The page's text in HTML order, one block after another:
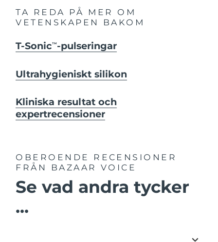
TA REDA PÅ MER OM
VETENSKAPEN BAKOM
T-SonicTM -pulseringar
Ultrahygieniskt silikon
Kliniska resultat och
expertrecensioner
OBEROENDE RECENSIONER
FRÅN BAZAAR VOICE
Se vad andra tycker
...